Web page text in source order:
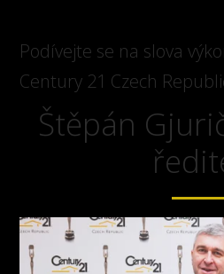
Podívejte se na slova
Century 21 Czech
Štěpán